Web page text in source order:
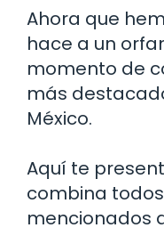
Ahora que
hace a un
momento de
más
México.
Aquí te
combina
mencionados